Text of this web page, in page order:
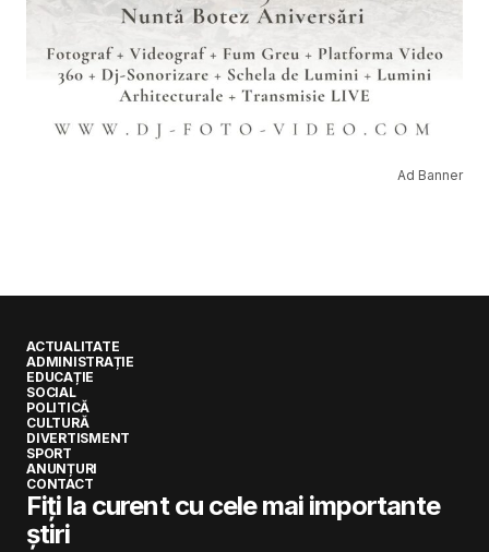
Ad Banner
ACTUALITATE
ADMINISTRAȚIE
EDUCAȚIE
SOCIAL
POLITICĂ
CULTURĂ
DIVERTISMENT
SPORT
ANUNȚURI
CONTACT
Fiți la curent cu cele mai importante
știri